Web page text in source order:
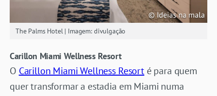
The Palms Hotel | Imagem: divulgação
Carillon Miami Wellness Resort
O Carillon Miami Wellness Resorté para quem
quer transformar a estadia em Miami numa